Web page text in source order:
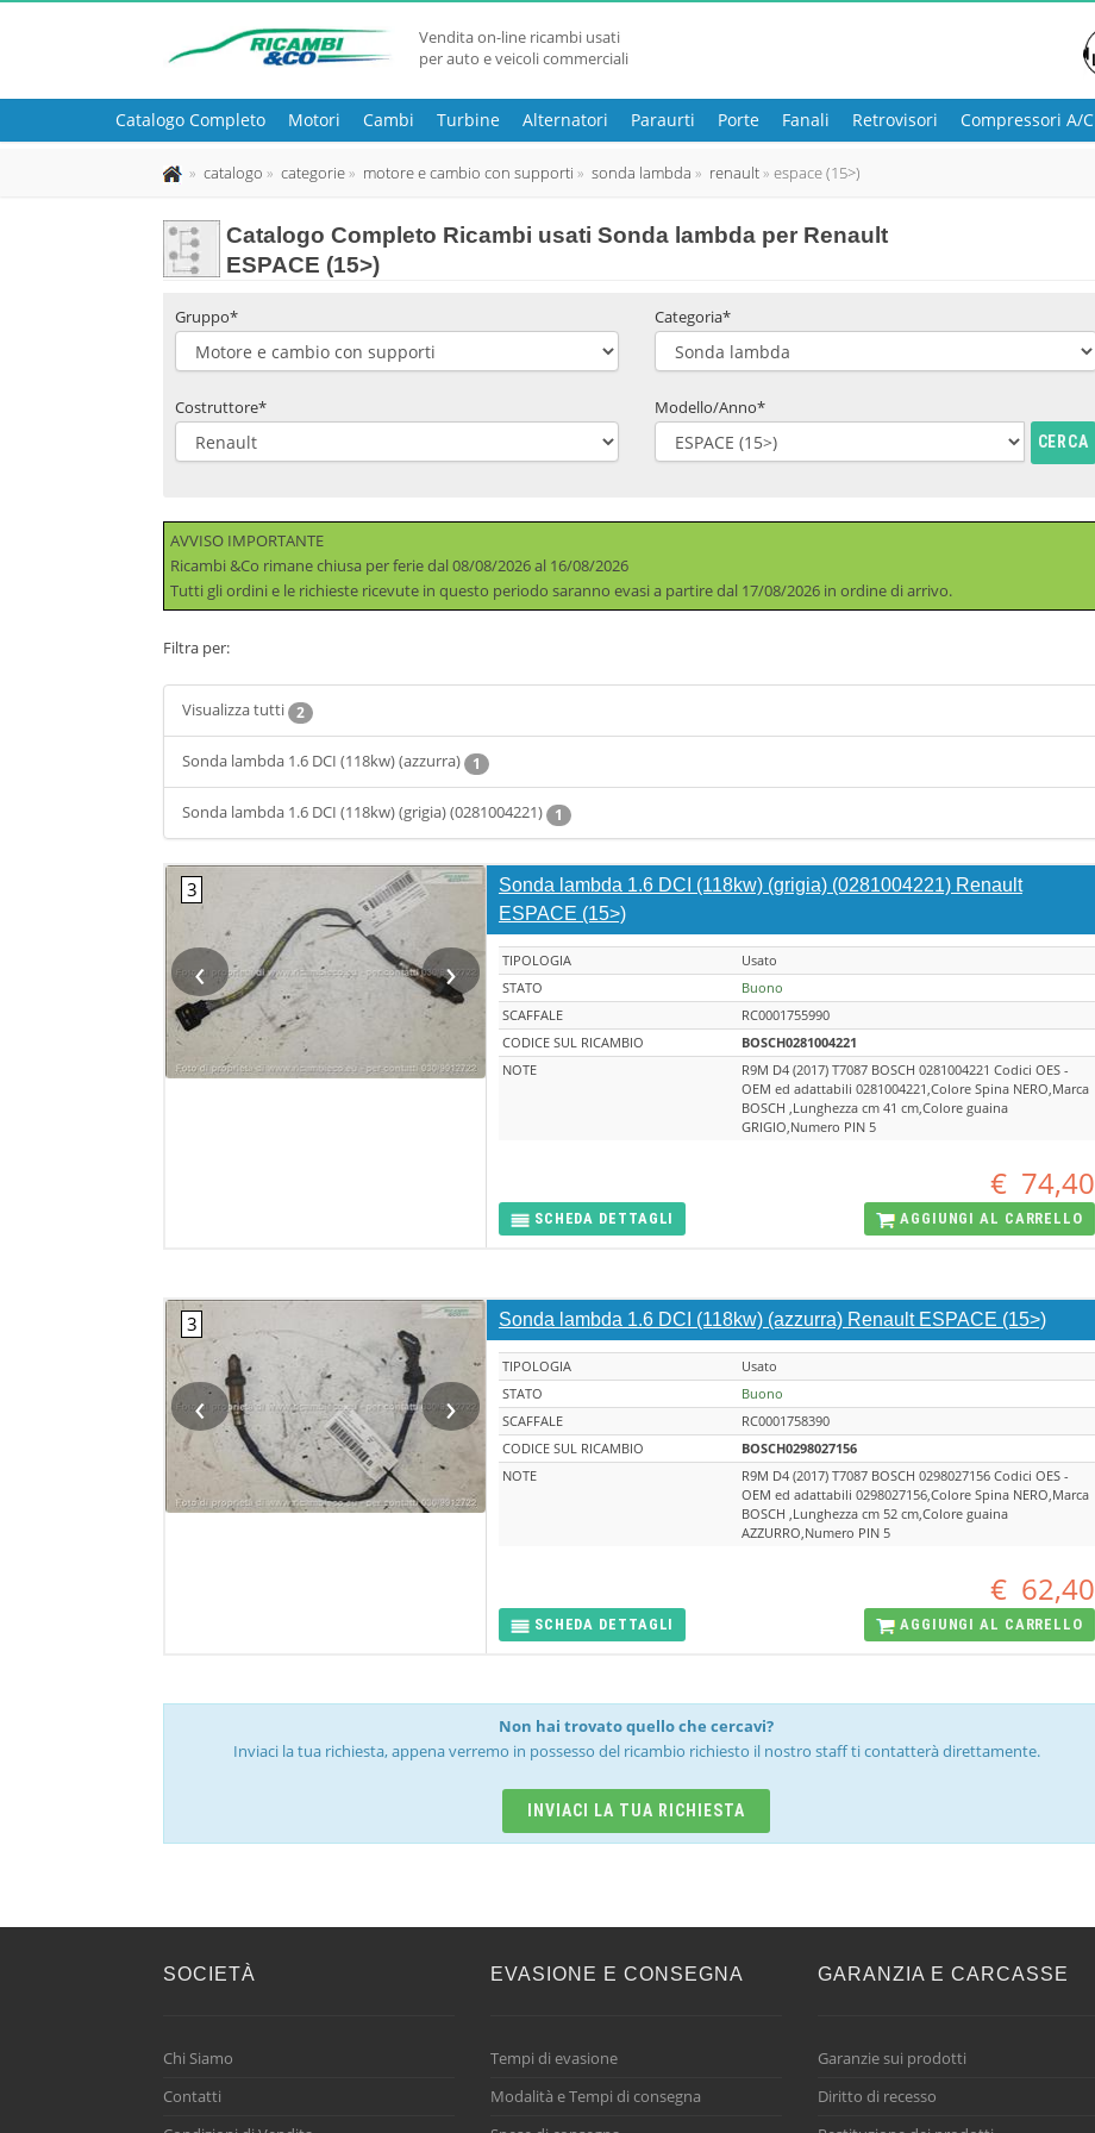
Vendita on-line ricambi usati
per auto e veicoli commerciali
Catalogo Completo Motori Cambi Turbine Alternatori Paraurti Porte Fanali Retrovisori Compressori A/C
catalogo categorie motore e cambio con supporti sonda lambda renault espace (15>)
Catalogo Completo Ricambi usati Sonda lambda per Renault
ESPACE (15>)
Gruppo* Categoria*
Costruttore* Modello/Anno*
CERCA
AVVISO IMPORTANTE
Ricambi &Co rimane chiusa per ferie dal 08/08/2026 al 16/08/2026
Tutti gli ordini e le richieste ricevute in questo periodo saranno evasi a partire dal 17/08/2026 in ordine di arrivo.
Filtra per:
Visualizza tutti 2
Sonda lambda 1.6 DCI (118kw) (azzurra) 1
Sonda lambda 1.6 DCI (118kw) (grigia) (0281004221) 1
‹ ›
Sonda lambda 1.6 DCI (118kw) (grigia) (0281004221) Renault
ESPACE (15>)
TIPOLOGIA
Usato
STATO
Buono
SCAFFALE
RC0001755990
CODICE SUL RICAMBIO
BOSCH0281004221
NOTE
R9M D4 (2017) T7087 BOSCH 0281004221 Codici OES -
OEM ed adattabili 0281004221,Colore Spina NERO,Marca
BOSCH ,Lunghezza cm 41 cm,Colore guaina
GRIGIO,Numero PIN 5
€ 74,40
SCHEDA DETTAGLI AGGIUNGI AL CARRELLO
‹ ›
Sonda lambda 1.6 DCI (118kw) (azzurra) Renault ESPACE (15>)
TIPOLOGIA
Usato
STATO
Buono
SCAFFALE
RC0001758390
CODICE SUL RICAMBIO
BOSCH0298027156
NOTE
R9M D4 (2017) T7087 BOSCH 0298027156 Codici OES -
OEM ed adattabili 0298027156,Colore Spina NERO,Marca
BOSCH ,Lunghezza cm 52 cm,Colore guaina
AZZURRO,Numero PIN 5
€ 62,40
SCHEDA DETTAGLI AGGIUNGI AL CARRELLO
Non hai trovato quello che cercavi?
Inviaci la tua richiesta, appena verremo in possesso del ricambio richiesto il nostro staff ti contatterà direttamente.
INVIACI LA TUA RICHIESTA
SOCIETÀ
Chi Siamo
Contatti
EVASIONE E CONSEGNA
Tempi di evasione
Modalità e Tempi di consegna
GARANZIA E CARCASSE
Garanzie sui prodotti
Diritto di recesso